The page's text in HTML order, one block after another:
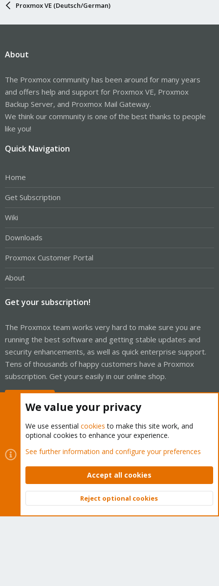
Proxmox VE (Deutsch/German)
About
The Proxmox community has been around for many years
and offers help and support for Proxmox VE, Proxmox
Backup Server, and Proxmox Mail Gateway.
We think our community is one of the best thanks to people
like you!
Quick Navigation
Home
Get Subscription
Wiki
Downloads
Proxmox Customer Portal
About
Get your subscription!
The Proxmox team works very hard to make sure you are
running the best software and getting stable updates and
security enhancements, as well as quick enterprise support.
Tens of thousands of happy customers have a Proxmox
subscription. Get yours easily in our online shop.
Cookies
Proxmox Support Forum - Light Mode
Contact us
Terms and rules Privacy policy Help Home
Community platform by XenForo © 2010-2026 XenForo Ltd.
Top
We value your privacy
We use essential cookies to make this site work, and
optional cookies to enhance your experience.
See further information and configure your preferences
Accept all cookies
Reject optional cookies